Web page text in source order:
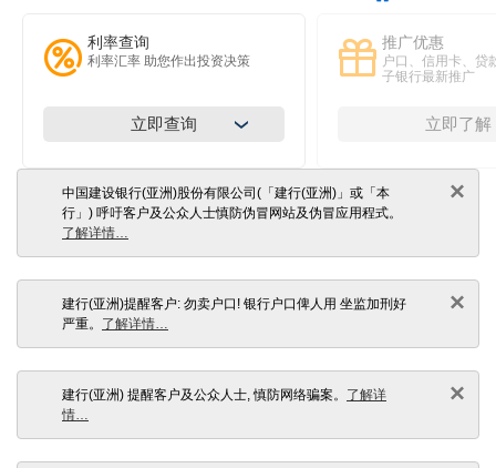
利率查询
利率汇率 助您作出投资决策
立即查询
推广优惠
户口、信用卡、贷
子银行最新推广
立即了解
×
中国建设银行(亚洲)股份有限公司(「建行(亚洲)」或「本
行」) 呼吁客户及公众人士慎防伪冒网站及伪冒应用程式。
了解详情…
×
建行(亚洲)提醒客户: 勿卖户口! 银行户口俾人用 坐监加刑好
严重。 了解详情…
×
建行(亚洲) 提醒客户及公众人士, 慎防网络骗案。 了解详
情…